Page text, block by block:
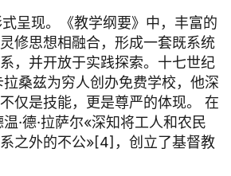
呈现。《教学纲要》中，丰富的
修思想相融合，形成一套既系统
，并开放于实践探索。十七世纪
拉桑兹为穷人创办免费学校，他深
仅是技能，更是尊严的体现。 在
·德·拉萨尔«深知将工人和农民
之外的不公»[4]，创立了基督教